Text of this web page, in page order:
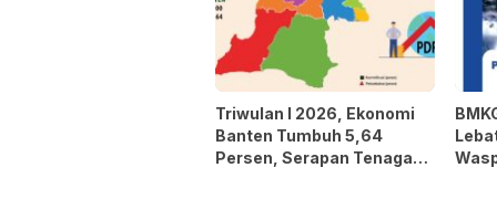
Triwulan I 2026, Ekonomi
Banten Tumbuh 5,64
Persen, Serapan Tenaga